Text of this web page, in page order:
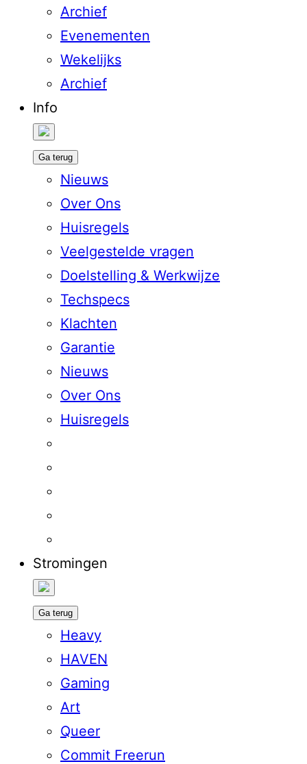
Archief
Evenementen
Wekelijks
Archief
Info
Ga terug
Nieuws
Over Ons
Huisregels
Veelgestelde vragen
Doelstelling & Werkwijze
Techspecs
Klachten
Garantie
Nieuws
Over Ons
Huisregels
Stromingen
Ga terug
Heavy
HAVEN
Gaming
Art
Queer
Commit Freerun